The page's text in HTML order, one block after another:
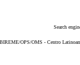
Search
BIREME/OPS/OMS - Centro